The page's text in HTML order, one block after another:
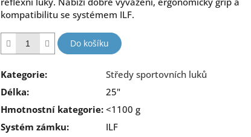
kompatibilitu se systémem ILF.
Do košíku
Kategorie:
Středy sportovních luků
Délka:
25"
Hmotnostní kategorie: <1100 g
Systém zámku:
ILF